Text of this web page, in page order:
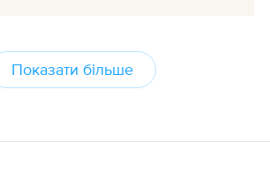
Показати більше